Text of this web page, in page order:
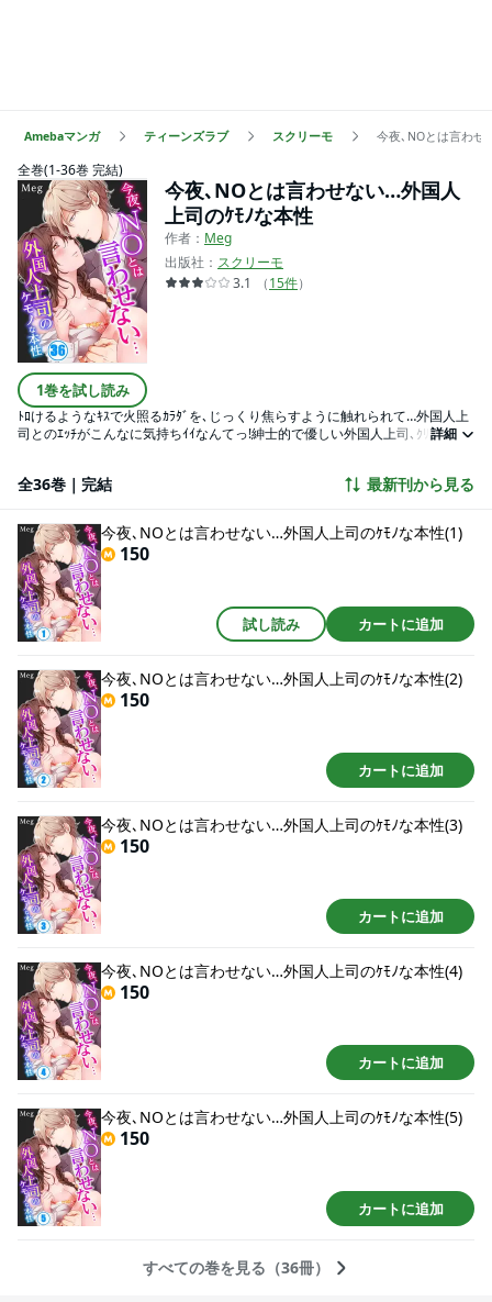
Amebaマンガ ティーンズラブ スクリーモ 今夜､NOとは言わせ
全巻(1-36巻 完結)
1巻を試し読み
今夜､NOとは言わせない…外国人
上司のｹﾓﾉな本性
作者： Meg
出版社： スクリーモ
3.1
（15件）
ﾄﾛけるようなｷｽで火照るｶﾗﾀﾞを､じっくり焦らすように触れられて…外国人上
司とのｴｯﾁがこんなに気持ちｲｲなんてっ!紳士的で優しい外国人上司､ｸﾘｽに憧
ない距離感に､つい挑発的な態度を取ると｢それなら､君にお持ち帰りされてみ
ﾁの快感に､声が止められなくて…
詳細
全36巻｜完結 最新刊から見る
今夜､NOとは言わせない…外国人上司のｹﾓﾉな本性(1)
150
試し読み カートに追加
今夜､NOとは言わせない…外国人上司のｹﾓﾉな本性(2)
150
カートに追加
今夜､NOとは言わせない…外国人上司のｹﾓﾉな本性(3)
150
カートに追加
今夜､NOとは言わせない…外国人上司のｹﾓﾉな本性(4)
150
カートに追加
今夜､NOとは言わせない…外国人上司のｹﾓﾉな本性(5)
150
カートに追加
すべての巻を見る（36冊）